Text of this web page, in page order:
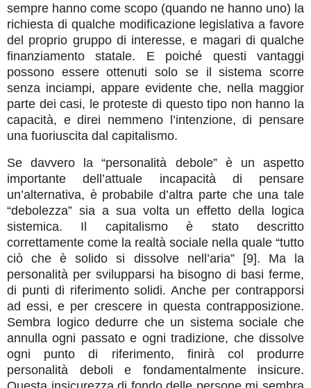
sempre hanno come scopo (quando ne hanno uno) la
richiesta di qualche modificazione legislativa a favore
del proprio gruppo di interesse, e magari di qualche
finanziamento statale. E poiché questi vantaggi
possono essere ottenuti solo se il sistema scorre
senza inciampi, appare evidente che, nella maggior
parte dei casi, le proteste di questo tipo non hanno la
capacità, e direi nemmeno l’intenzione, di pensare
una fuoriuscita dal capitalismo.
Se davvero la “personalità debole” è un aspetto
importante dell’attuale incapacità di pensare
un’alternativa, è probabile d’altra parte che una tale
“debolezza” sia a sua volta un effetto della logica
sistemica. Il capitalismo è stato descritto
correttamente come la realtà sociale nella quale “tutto
ciò che è solido si dissolve nell’aria” [9]. Ma la
personalità per svilupparsi ha bisogno di basi ferme,
di punti di riferimento solidi. Anche per contrapporsi
ad essi, e per crescere in questa contrapposizione.
Sembra logico dedurre che un sistema sociale che
annulla ogni passato e ogni tradizione, che dissolve
ogni punto di riferimento, finirà col produrre
personalità deboli e fondamentalmente insicure.